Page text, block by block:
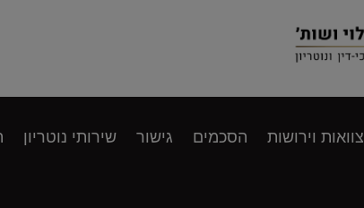
צוואות וירושות הסכמים גישור שירותי נוטריון